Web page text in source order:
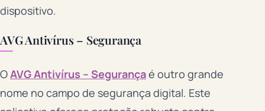
dispositivo.
AVG Antivírus – Segurança
OAVG Antivírus – Segurançaé outro grande
nome no campo de segurança digital. Este